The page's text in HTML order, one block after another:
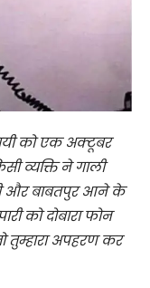
को एक अक्टूबर
व्यक्ति ने गाली
और बाबतपुर आने के
को दोबारा फोन
अपहरण कर